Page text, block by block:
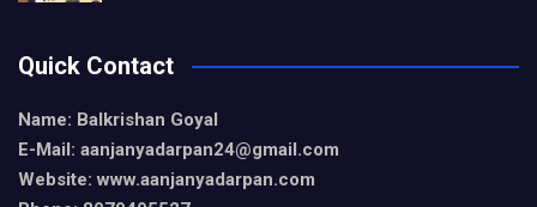
Quick Contact
Name: Balkrishan Goyal
E-Mail: aanjanyadarpan24@gmail.com
Website: www.aanjanyadarpan.com